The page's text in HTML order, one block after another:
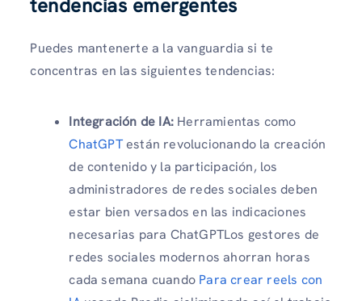
tendencias emergentes
Puedes mantenerte a la vanguardia si te
concentras en las siguientes tendencias:
Integración de IA: Herramientas como
ChatGPTestán revolucionando la creación
de contenido y la participación, los
administradores de redes sociales deben
estar bien versados ​​​​en las indicaciones
necesarias para ChatGPTLos gestores de
redes sociales modernos ahorran horas
cada semana cuando Para crear reels con